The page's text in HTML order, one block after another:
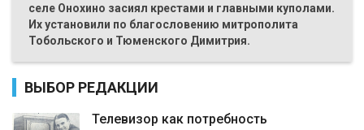
селе Онохино засиял крестами и главными куполами.
Их установили по благословению митрополита
Тобольского и Тюменского Димитрия.
ВЫБОР РЕДАКЦИИ
Телевизор как потребность